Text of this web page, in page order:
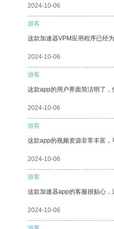
2024-10-06
游客
这款加速器VPM应用程序已经
2024-10-06
游客
这款app的用户界面简洁明了
2024-10-06
游客
这款app的视频资源非常丰富，
2024-10-06
游客
这款加速器app的客服很贴心，
2024-10-06